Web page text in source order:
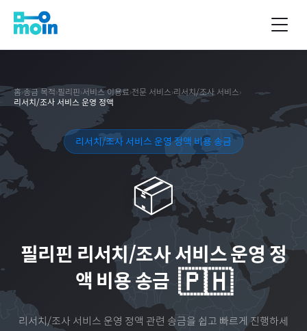
홈›송금 목적›필리핀›서비스 이용료›전문 서비스›리서치/조사 서비스›
리서치/조사 서비스 운영 정액
리서치/조사 서비스 운영 정액 비용 송금
📦
필리핀 리서치/조사 서비스 운영 정
액 비용 송금 🇵🇭
리서치/조사 서비스 운영 정액 관련 송금을 쉽고 빠르게 진행하세